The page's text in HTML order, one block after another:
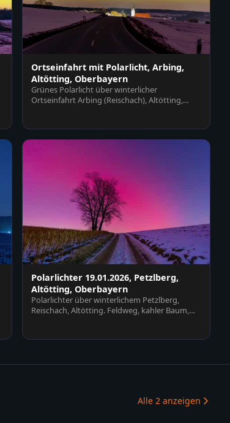
Ortseinfahrt mit Polarlicht, Arbing,
Altötting, Oberbayern
Grünes Polarlicht über winterlicher
Ortseinfahrt Arbing (Reischach), Altötting,
Polarlichter 19.01.2026, Petzlberg,
Altötting, Oberbayern
Polarlichter über winterlichem Petzlberg,
Reischach, Altötting. Feldweg, kahler Baum,
Alle 2 anzeigen